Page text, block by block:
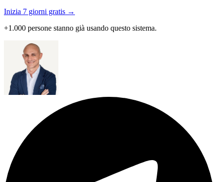
Inizia 7 giorni gratis →
+1.000 persone stanno già usando questo sistema.